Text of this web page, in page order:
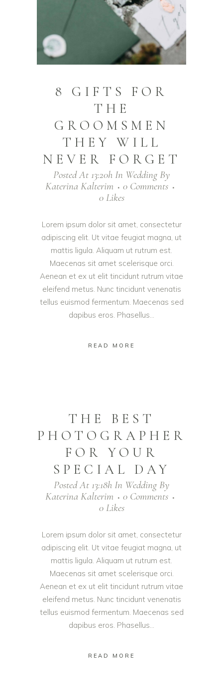
8 GIFTS FOR
THE
GROOMSMEN
THEY WILL
NEVER FORGET
Posted At 13:20h In Wedding By
Katerina Kalterim
0 Comments
0 Likes
Lorem ipsum dolor sit amet, consectetur
adipiscing elit. Ut vitae feugiat magna, ut
mattis ligula. Aliquam ut rutrum est.
Maecenas sit amet scelerisque orci.
Aenean et ex ut elit tincidunt rutrum vitae
eleifend metus. Nunc tincidunt venenatis
tellus euismod fermentum. Maecenas sed
dapibus eros. Phasellus...
READ MORE
THE BEST
PHOTOGRAPHER
FOR YOUR
SPECIAL DAY
Posted At 13:18h In Wedding By
Katerina Kalterim
0 Comments
0 Likes
Lorem ipsum dolor sit amet, consectetur
adipiscing elit. Ut vitae feugiat magna, ut
mattis ligula. Aliquam ut rutrum est.
Maecenas sit amet scelerisque orci.
Aenean et ex ut elit tincidunt rutrum vitae
eleifend metus. Nunc tincidunt venenatis
tellus euismod fermentum. Maecenas sed
dapibus eros. Phasellus...
READ MORE